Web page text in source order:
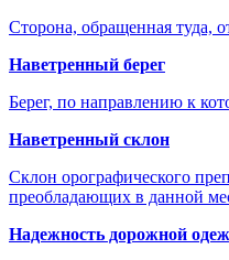
Сторона, обращенная туда,
Наветренный берег
Берег, по направлению к
Наветренный склон
Склон орографического
преобладающих в данной
Надежность дорожной